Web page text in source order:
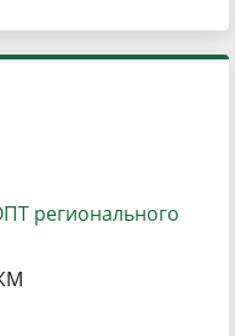
регионального